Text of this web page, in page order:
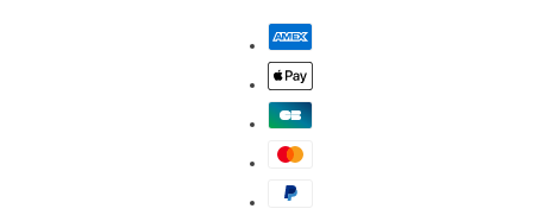
paiement